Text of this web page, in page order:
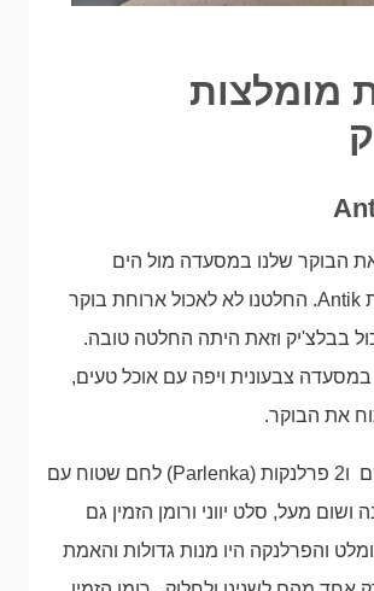
מומלצות
הבוקר שלנו במסעדה מול הים
בטיילת. מסעדת Antik. החלטנו לא לאכול ארוחת בוקר
בבלצ'יק וזאת היתה החלטה טובה.
צבעונית ויפה עם אוכל טעים,
את הבוקר.
הזמנו 2 אומלטים ו2 פרלנקות (Parlenka) לחם שטוח עם
ושום מעל, סלט יווני ורומן הזמין גם
והפרלנקה היו מנות גדולות והאמת